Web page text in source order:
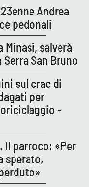
Andrea
pedonali
Minasi, salverà
San Bruno
sul crac di
per
-
Il parroco: «Per
sperato,